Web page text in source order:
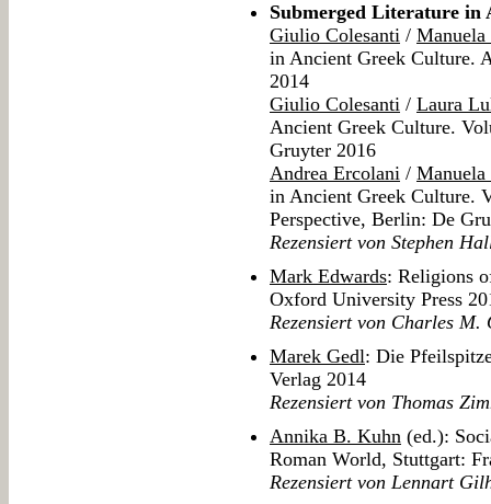
Submerged Literature in
Giulio Colesanti / Manuela
in Ancient Greek Culture.
2014
Giulio Colesanti / Laura
Ancient Greek Culture.
Gruyter 2016
Andrea Ercolani / Manuela
in Ancient Greek Culture.
Perspective, Berlin: De
Rezensiert von Stephen
Mark Edwards: Religions
Oxford University Press
Rezensiert von Charles M.
Marek Gedl: Die
Verlag 2014
Rezensiert von Thomas
Annika B. Kuhn (ed.):
Roman World, Stuttgart:
Rezensiert von Lennart